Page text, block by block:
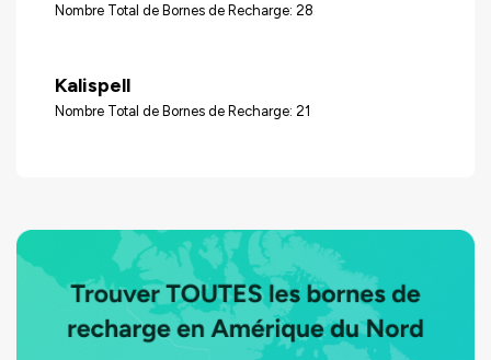
Nombre Total de Bornes de Recharge: 28
Kalispell
Nombre Total de Bornes de Recharge: 21